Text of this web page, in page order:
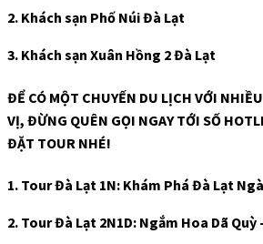
2. Khách sạn Phố Núi Đà Lạt
3. Khách sạn Xuân Hồng 2 Đà Lạt
ĐỂ CÓ MỘT CHUYẾN DU LỊCH VỚI
VỊ, ĐỪNG QUÊN GỌI NGAY TỚI SỐ
ĐẶT TOUR NHÉ!
1. Tour Đà Lạt 1N: Khám Phá Đà Lạt
2. Tour Đà Lạt 2N1D: Ngắm Hoa Dã Quỳ